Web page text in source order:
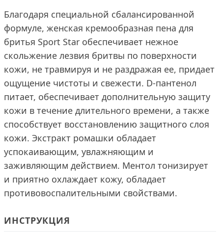
Благодаря специальной сбалансированной
формуле, женская кремообразная пена для
бритья Sport Star обеспечивает нежное
скольжение лезвия бритвы по поверхности
кожи, не травмируя и не раздражая ее, придает
ощущение чистоты и свежести. D-пантенол
питает, обеспечивает дополнительную защиту
кожи в течение длительного времени, а также
способствует восстановлению защитного слоя
кожи. Экстракт ромашки обладает
успокаивающим, увлажняющим и
заживляющим действием. Ментол тонизирует
и приятно охлаждает кожу, обладает
противовоспалительными свойствами.
ИНСТРУКЦИЯ